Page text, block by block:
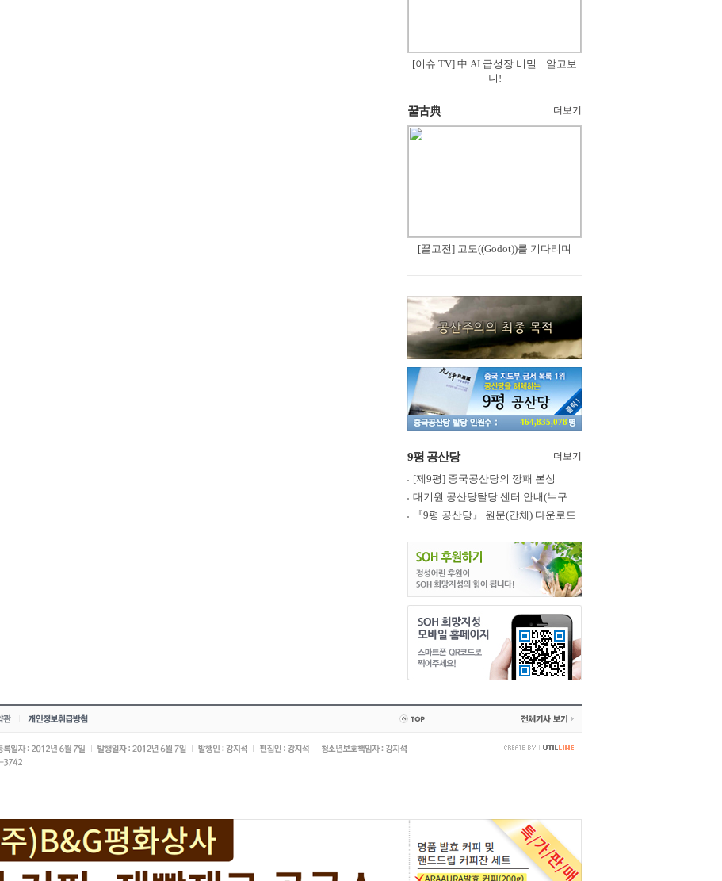
[이슈 TV] 中 AI 급성장 비밀... 알고보
니!
꿀古典 더보기
[꿀고전] 고도((Godot))를 기다리며
464,835,078
9평 공산당 더보기
[제9평] 중국공산당의 깡패 본성
대기원 공산당탈당 센터 안내(누구나 쉽게 退黨, 退團, 退隊 가능)
『9평 공산당』 원문(간체) 다운로드